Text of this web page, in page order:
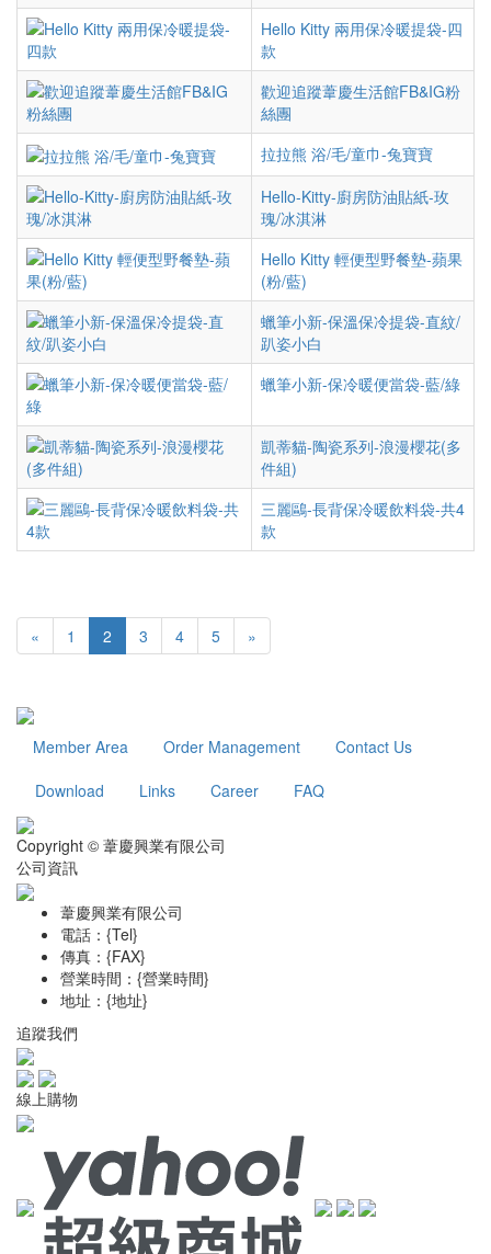
Hello Kitty 兩用保冷暖提袋-四
款
歡迎追蹤葦慶生活館FB&IG粉
絲團
拉拉熊 浴/毛/童巾-兔寶寶
Hello-Kitty-廚房防油貼紙-玫
瑰/冰淇淋
Hello Kitty 輕便型野餐墊-蘋果
(粉/藍)
蠟筆小新-保溫保冷提袋-直紋/
趴姿小白
蠟筆小新-保冷暖便當袋-藍/綠
凱蒂貓-陶瓷系列-浪漫櫻花(多
件組)
三麗鷗-長背保冷暖飲料袋-共4
款
« 1 2 3 4 5 »
Member Area Order Management
Contact Us
Download
Links Career FAQ
Copyright © 葦慶興業有限公司
公司資訊
葦慶興業有限公司
電話：{Tel}
傳真：{FAX}
營業時間：{營業時間}
地址：{地址}
追蹤我們
線上購物